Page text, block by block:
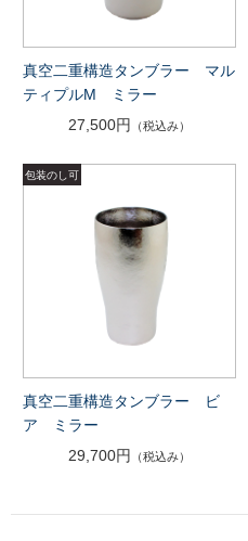
真空二重構造タンブラー マル
ティプルM ミラー
27,500円
（税込み）
真空二重構造タンブラー ビ
ア ミラー
29,700円 （税込み）